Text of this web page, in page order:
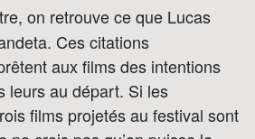
on retrouve ce que Lucas
Ces citations
aux films des intentions
leurs au départ. Si les
films projetés au festival sont